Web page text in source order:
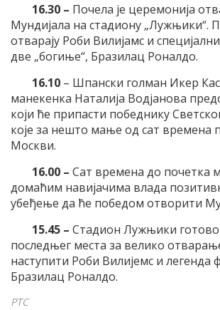
16.30 – Почела је церемонија
Мундијала на стадиону „Лужњики“.
отварају Роби Вилијамс и специјални
две „богиње“, Бразилац Роналдо.
16.10 – Шпански голман Икер
манекенка Наталија Водјанова
који ће припасти победнику
које за нешто мање од сат времена
Москви.
16.00 – Сат времена до почетка
домаћим навијачима влада
убеђење да ће победом отворити
15.45 – Стадион Лужњики
последњег места за велико
наступити Роби Вилијемс и легенда
Бразилац Роналдо.
РТС